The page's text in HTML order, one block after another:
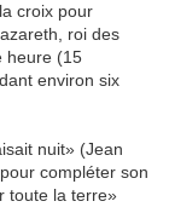
croix pour
roi des
heure (15
environ six
nuit» (Jean
pour compléter son
toute la terre»